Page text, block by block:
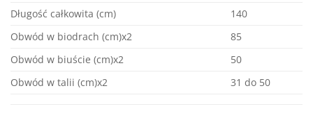
Długość całkowita (cm)
140
Obwód w biodrach (cm)x2
85
Obwód w biuście (cm)x2
50
Obwód w talii (cm)x2
31 do 50